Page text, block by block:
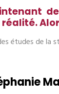
études de la